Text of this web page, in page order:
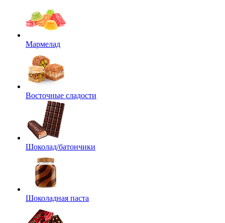
Мармелад
Восточные сладости
Шоколад/батончики
Шоколадная паста